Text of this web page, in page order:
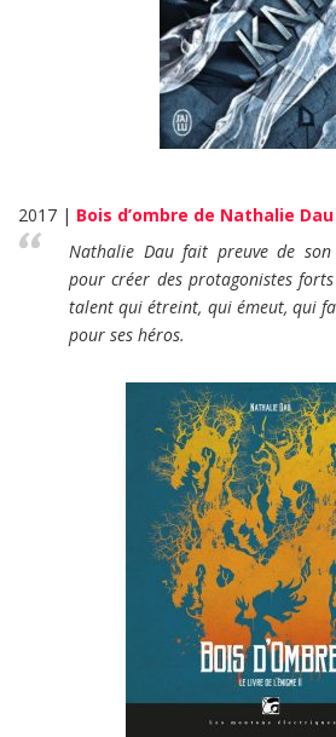
2017 | Bois d’ombre de Nathalie Dau
Nathalie Dau fait preuve de
pour créer des protagonistes
talent qui étreint, qui émeut, qui
pour ses héros.